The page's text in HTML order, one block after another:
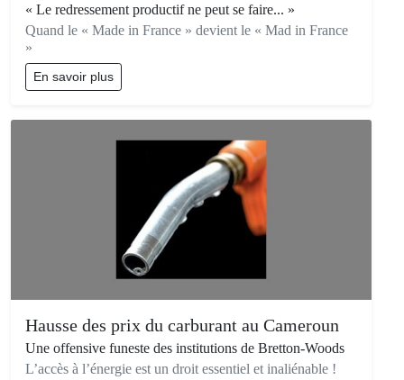
« Le redressement productif ne peut se faire... »
Quand le « Made in France » devient le « Mad in France
»
En savoir plus
Hausse des prix du carburant au Cameroun
Une offensive funeste des institutions de Bretton-Woods
L’accès à l’énergie est un droit essentiel et inaliénable !